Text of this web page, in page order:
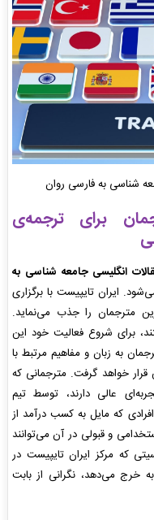
شناسی به فارسی روان
برای ترجمه‌ی
انگلیسی جامعه شناسی به
ایران تایپیست با برگزاری
مترجمان را جذب می‌نماید.
برای شروع فعالیت خود این
به زبان و مفاهیم مرتبط با
خواهد گرفت. مترجمانی که
عالی دارند، توسط تیم
که مایل به کسب درآمد از
و قبولی در آن می‌توانند
که مرکز ایران تایپیست در
خرج می‌دهد، نگرانی از بابت